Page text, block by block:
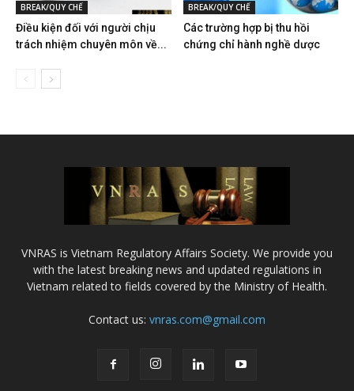
BREAK/QUY CHẾ
Điều kiện đối với người chịu
trách nhiệm chuyên môn về...
BREAK/QUY CHẾ
Các trường hợp bị thu hồi
chứng chỉ hành nghề dược
VNRAS is Vietnam Regulatory Affairs Society. We provide you
with the latest breaking news and updated regulations in
Vietnam related to fields covered by the Ministry of Health.
Contact us: vnras.com@gmail.com